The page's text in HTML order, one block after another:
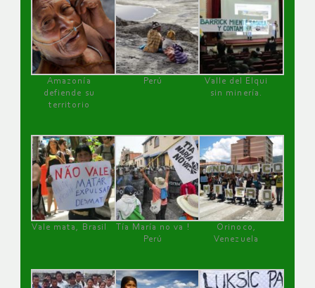
Amazonía
defiende su
territorio
Perú
Valle del Elqui
sin minería.
Vale mata, Brasil
Tía María no va !
Perú
Orinoco,
Venezuela